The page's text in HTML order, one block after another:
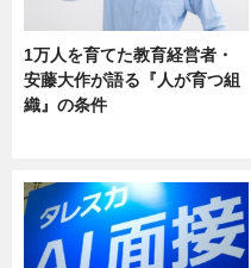
1万人を育てた教育経営者・
安藤大作が語る『人が育つ組
織』の条件